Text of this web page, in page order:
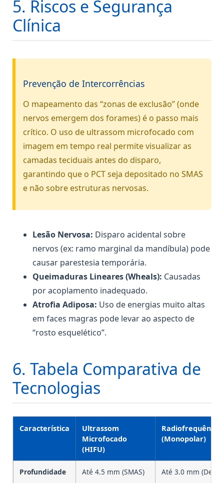
5. Riscos e Segurança
Clínica
Prevenção de Intercorrências
O mapeamento das “zonas de exclusão” (onde
nervos emergem dos forames) é o passo mais
crítico. O uso de ultrassom microfocado com
imagem em tempo real permite visualizar as
camadas teciduais antes do disparo,
garantindo que o PCT seja depositado no SMAS
e não sobre estruturas nervosas.
Lesão Nervosa: Disparo acidental sobre
nervos (ex: ramo marginal da mandíbula) pode
causar parestesia temporária.
Queimaduras Lineares (Wheals): Causadas
por acoplamento inadequado.
Atrofia Adiposa: Uso de energias muito altas
em faces magras pode levar ao aspecto de
“rosto esquelético”.
6. Tabela Comparativa de
Tecnologias
Característica
Ultrassom
Microfocado
(HIFU)
Radiofrequência
(Monopolar)
Profundidade Até 4.5 mm (SMAS) Até 3.0 mm